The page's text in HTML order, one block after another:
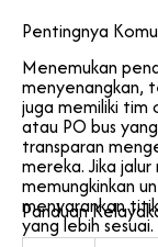
Pentingnya
Menemukan
menyenangkan,
juga memiliki tim
atau PO bus
transparan
mereka. Jika
memungkinkan
menyarankan
yang lebih sesuai.
Panduan